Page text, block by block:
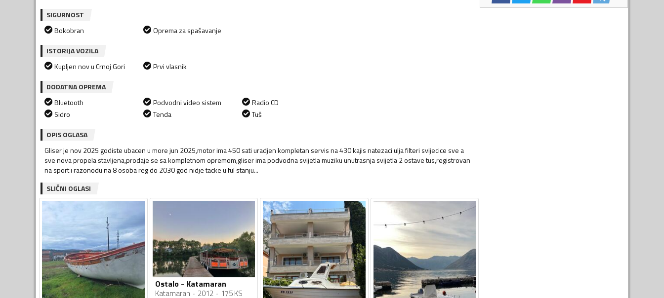
SIGURNOST
Bokobran
Oprema za spašavanje
ISTORIJA VOZILA
Kupljen nov u Crnoj Gori
Prvi vlasnik
DODATNA OPREMA
Bluetooth
Sidro
Podvodni video sistem
Tenda
Radio CD
Tuš
OPIS OGLASA
Gliser je nov 2025 godiste ubacen u more jun 2025,motor ima 450 sati uradjen kompletan servis na 430 kajis natezaci ulja filteri svijecice sve a
sve nova propela stavljena,prodaje se sa kompletnom opremom,gliser ima podvodna svijetla muziku unutrasnja svijetla 2 ostave tus,registrovan
na sport i razonodu na 8 osoba reg do 2030 god nidje tacke u ful stanju...
SLIČNI OGLASI
Ostalo - Katamaran
Katamaran 2012 175 KS